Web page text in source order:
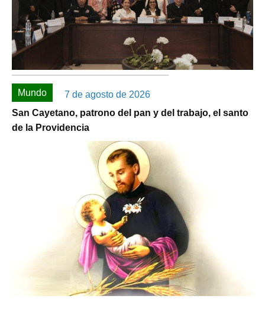
Mundo
7 de agosto de 2026
San Cayetano, patrono del pan y del trabajo, el santo
de la Providencia